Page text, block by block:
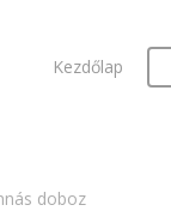
Kezdőlap
doboz